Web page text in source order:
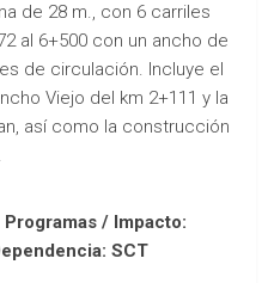
de 28 m., con 6 carriles
al 6+500 con un ancho de
de circulación. Incluye el
Viejo del km 2+111 y la
así como la construcción
/ Impacto:
SCT